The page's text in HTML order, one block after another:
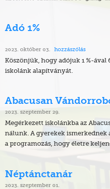
Adó 1%
2023. október 03. hozzászólás
Köszönjük, hogy adójuk 1 %-ával
iskolánk alapítványát.
Abacusan
2023. szeptember 29.
Megérkezett iskolánkba az
nálunk. A gyerekek ismerkednek
a programozás, hogy életre
Néptánctanár
2023. szeptember 01.